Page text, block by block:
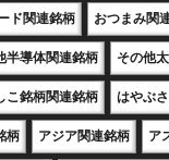
ド関連銘柄 おつまみ関
半導体関連銘柄 その他
こ銘柄関連銘柄 はやぶ
柄 アジア関連銘柄 ア